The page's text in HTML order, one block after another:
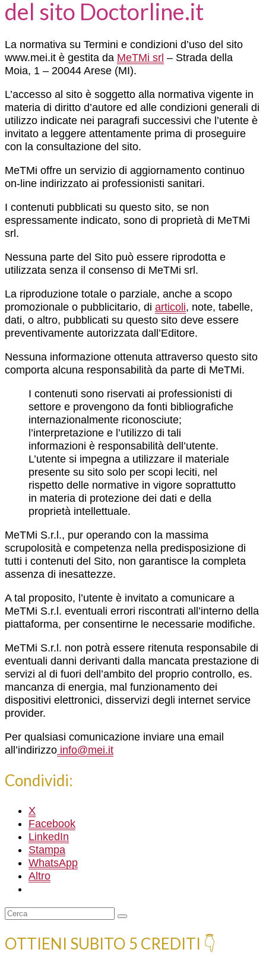
del sito Doctorline.it
La normativa su Termini e condizioni d’uso del sito
www.mei.it è gestita da MeTMi srl – Strada della
Moia, 1 – 20044 Arese (MI).
L’accesso al sito è soggetto alla normativa vigente in
materia di diritto d’autore ed alle condizioni generali di
utilizzo indicate nei paragrafi successivi che l’utente è
invitato a leggere attentamente prima di proseguire
con la consultazione del sito.
MeTMi offre un servizio di aggiornamento continuo
on-line indirizzato ai professionisti sanitari.
I contenuti pubblicati su questo sito, se non
espressamente indicato, sono di proprietà di MeTMi
srl.
Nessuna parte del Sito può essere riprodotta e
utilizzata senza il consenso di MeTMi srl.
La riproduzione totale o parziale, anche a scopo
promozionale o pubblicitario, di articoli, note, tabelle,
dati, o altro, pubblicati su questo sito deve essere
preventivamente autorizzata dall’Editore.
Nessuna informazione ottenuta attraverso questo sito
comporta alcuna responsabilità da parte di MeTMi.
I contenuti sono riservati ai professionisti di
settore e provengono da fonti bibliografiche
internazionalmente riconosciute;
l’interpretazione e l’utilizzo di tali
informazioni è responsabilità dell’utente.
L’utente si impegna a utilizzare il materiale
presente su sito solo per scopi leciti, nel
rispetto delle normative in vigore soprattutto
in materia di protezione dei dati e della
proprietà intellettuale.
MeTMi S.r.l., pur operando con la massima
scrupolosità e competenza nella predisposizione di
tutti i contenuti del Sito, non garantisce la completa
assenza di inesattezze.
A tal proposito, l’utente è invitato a comunicare a
MeTMi S.r.l. eventuali errori riscontrati all’interno della
piattaforma, per consentirne le necessarie modifiche.
MeTMi S.r.l. non potrà essere ritenuta responsabile di
eventuali danni derivanti dalla mancata prestazione di
servizi al di fuori dell’ambito del proprio controllo, es.
mancanza di energia, mal funzionamento dei
dispositivi elettronici, disservizi degli internet service
provider.
Per qualsiasi comunicazione inviare una email
all’indirizzo info@mei.it
Condividi:
X
Facebook
LinkedIn
Stampa
WhatsApp
Altro
Cerca:
OTTIENI SUBITO 5 CREDITI 👇